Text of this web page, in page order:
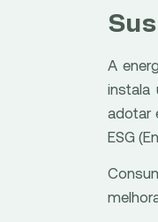
A
instala
adotar
ESG